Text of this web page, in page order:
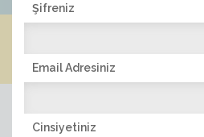
Şifreniz
Email Adresiniz
Cinsiyetiniz